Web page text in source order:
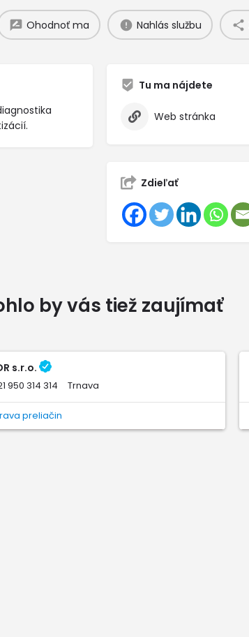
Ohodnoť ma Nahlás službu
Tu ma nájdete
Web stránka
Zdieľať
by vás tiež zaujímať
s.r.o.
950 314 314 Trnava
preliačin